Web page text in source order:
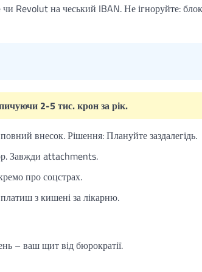
Revolut на чеський IBAN. Не ігноруйте:
2-5 тис. крон за рік.
внесок. Рішення: Плануйте заздалегідь.
Завжди attachments.
про соцстрах.
з кишені за лікарню.
– ваш щит від бюрократії.